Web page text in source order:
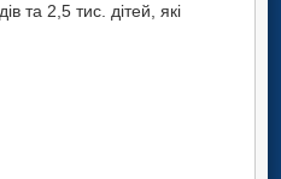
та 2,5 тис. дітей, які